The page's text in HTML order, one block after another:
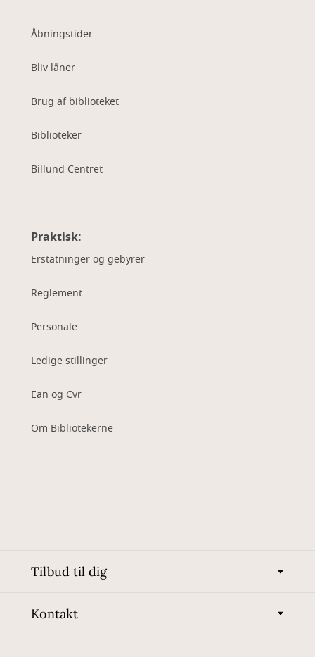
Åbningstider
Bliv låner
Brug af biblioteket
Biblioteker
Billund Centret
Praktisk:
Erstatninger og gebyrer
Reglement
Personale
Ledige stillinger
Ean og Cvr
Om Bibliotekerne
Tilbud til dig
Kontakt